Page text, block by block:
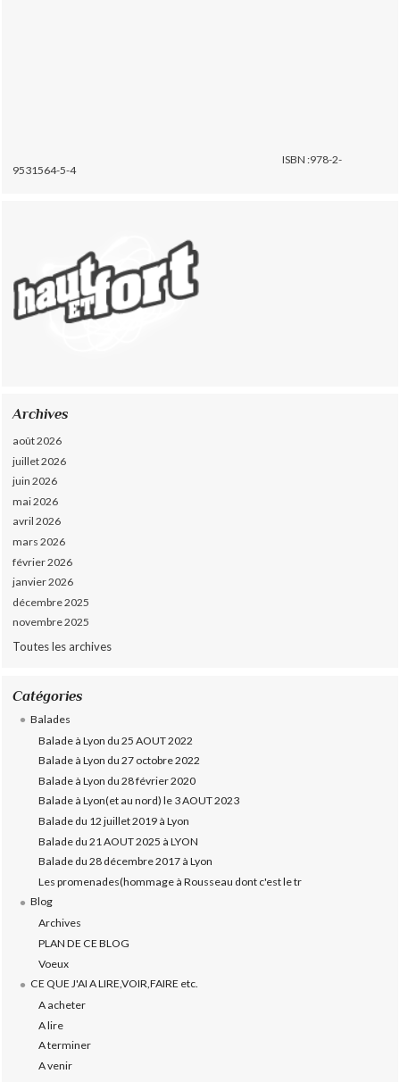
ISBN :978-2-
9531564-5-4
Archives
août 2026
juillet 2026
juin 2026
mai 2026
avril 2026
mars 2026
février 2026
janvier 2026
décembre 2025
novembre 2025
Toutes les archives
Catégories
Balades
Balade à Lyon du 25 AOUT 2022
Balade à Lyon du 27 octobre 2022
Balade à Lyon du 28 février 2020
Balade à Lyon(et au nord) le 3 AOUT 2023
Balade du 12 juillet 2019 à Lyon
Balade du 21 AOUT 2025 à LYON
Balade du 28 décembre 2017 à Lyon
Les promenades(hommage à Rousseau dont c'est le tr
Blog
Archives
PLAN DE CE BLOG
Voeux
CE QUE J'AI A LIRE,VOIR,FAIRE etc.
A acheter
A lire
A terminer
A venir